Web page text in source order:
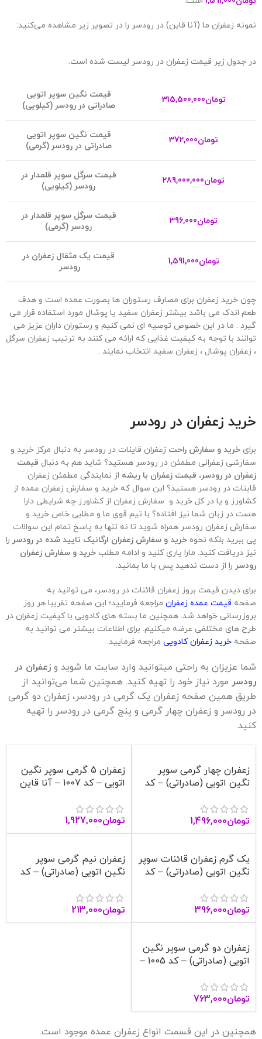
نمونه زعفران ما (آنا قاین) در رودسر را در تصویر زیر مشاهده می‌کنید:
در جدول زیر قیمت زعفران در رودسر لیست شده است.
تومان315,500,000
قیمت نگین سوپر اتویی
صادراتی در رودسر (کیلویی)
تومان372,000
قیمت نگین سوپر اتویی
صادراتی در رودسر (گرمی)
تومان289,000,000 قیمت سرگل سوپر قلمدار در
رودسر (کیلویی)
تومان396,000
قیمت سرگل سوپر قلمدار در
رودسر (گرمی)
تومان1,591,000
قیمت یک مثقال زعفران در
رودسر
چون خرید زعفران برای مصارف رستوران ها بصورت عمده است و هدف
طعم اندک می باشد بیشتر زعفران سفید یا پوشال مورد استفاده قرار می
گیرد . ما در این خصوص توصیه ای نمی کنیم و رستوران داران عزیز می
توانند با توجه به کیفیت غذایی که ارائه می کنند به ترتیب زعفران سرگل
، زعفران پوشال ، زعفران سفید انتخاب نمایند .
خرید زعفران در رودسر
برای خرید و سفارش راحت زعفران قاینات در رودسر به دنبال مرکز خرید و
سفارشی زعفرانی مطمئن در رودسر هستید؟ شاید هم به دنبال قیمت
زعفران در رودسر، قیمت زعفران با ریشه از نمایندگی مطمئن زعفران
قاینات در رودسر هستید؟ این سوال که خرید و سفارش زعفران عمده از
کشاورز و یا در کل خرید و سفارش زعفران از کشاورز چه شرایطی دارا
هست در زبان شما نیز افتاده؟ با تیم قوی ما و مطلبی خاص خرید و
سفارش زعفران رودسر همراه شوید تا نه تنها به پاسخ تمام این سوالات
پی ببرید بلکه نحوه خرید و سفارش زعفران ارگانیک تایید شده در رودسر را
نیز دریافت کنید. مارا یاری کنید و ادامه مطلب خرید و سفارش زعفران
رودسر را از دست ندهید پس با ما بمانید.
برای دیدن قیمت بروز زعفران قائنات در رودسر، می توانید به
صفحه قیمت عمده زعفران مراجعه فرمایید؛ این صفحه تقریبا هر روز
بروزرسانی خواهد شد. همچنین ما بسته های کادویی با کیفیت زعفران در
طرح های مختلفی عرضه میکنیم. برای اطلاعات بیشتر می توانید به
صفحه خرید زعفران کادویی مراجعه فرمایید.
شما عزیزان به راحتی میتوانید وارد سایت ما شوید و زعفران در
رودسر مورد نیاز خود را تهیه کنید. همچنین شما می‌توانید از
طریق همین صفحه زعفران یک گرمی در رودسر، زعفران دو گرمی
در رودسر و زعفران چهار گرمی و پنج گرمی در رودسر را تهیه
کنید.
زعفران چهار گرمی سوپر
نگین اتویی (صادراتی) – کد
تومان1,496,000
زعفران 5 گرمی سوپر نگین
اتویی – کد 1007 – آنا قاین
تومان1,927,000
یک گرم زعفران قائنات سوپر
نگین اتویی (صادراتی) – کد
تومان396,000
زعفران نیم گرمی سوپر
نگین اتویی (صادراتی) – کد
تومان213,000
زعفران دو گرمی سوپر نگین
اتویی (صادراتی) – کد 1005 –
تومان763,000
همچنین در این قسمت انواع زعفران عمده موجود است.